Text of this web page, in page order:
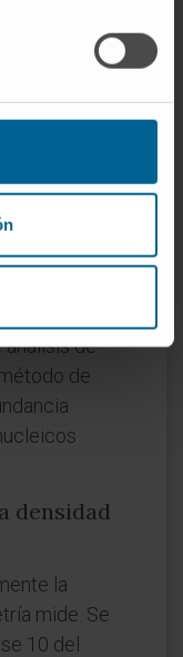
a partir
sencillo pero
en
de
análisis de
de
densidad
la
mide. Se
10 del